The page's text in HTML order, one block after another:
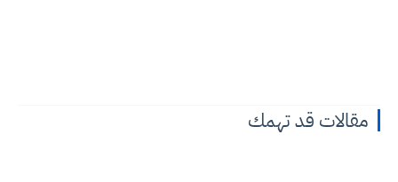
مقالات قد تهمك